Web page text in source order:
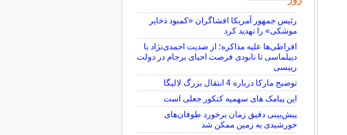
رئیس جمهور آمریکا افشاگران «کمبود ذخایر
موشکی» را تهدید کرد
افراطی‌ها علیه مذاکره؛ از ضدیت احمدی‌نژاد با
دیپلماسی تا نابودی فرصت احیای برجام در دولت
رییسی
توضیح مارکا درباره 4 انتقال بزرگ لالیگا
این پیامک های سهمیه کنکور جعلی است
پیش‌بینی دقیق زمان برخورد طوفان‌های
خورشیدی به زمین ممکن شد